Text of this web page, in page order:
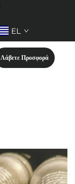
EL
Λάβετε Προσφορά